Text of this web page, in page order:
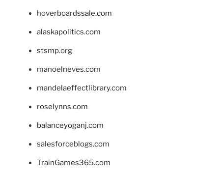
hoverboardssale.com
alaskapolitics.com
stsmp.org
manoelneves.com
mandelaeffectlibrary.com
roselynns.com
balanceyoganj.com
salesforceblogs.com
TrainGames365.com